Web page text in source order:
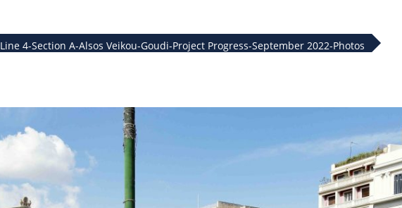
Line 4-Section A-Alsos Veikou-Goudi-Project Progress-September 2022-Photos